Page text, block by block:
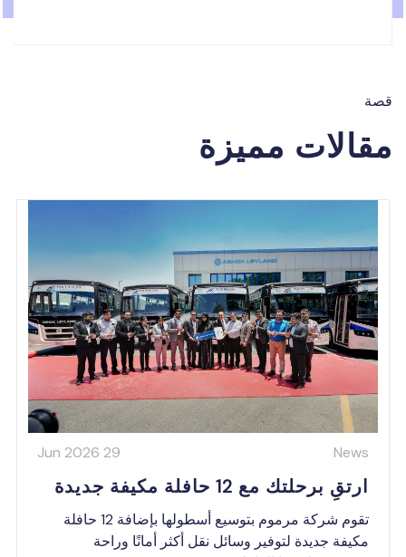
مميزة
برحلتك مع 12 حافلة مكيفة جديدة
تقوم شركة مرموم بتوسيع أسطولها بإضافة 12 حافلة
جديدة لتوفير وسائل نقل أكثر أمانًا وراحة